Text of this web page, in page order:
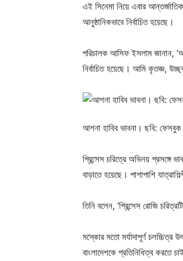
এই সিনেমা নিয়ে এবার
আনুষ্ঠানিকভাবে নির্বাচিত হয়েছে।
পরিচালক আসিফ ইসলাম জানান,
নির্বাচিত হয়েছে। আমি কৃতজ্ঞ,
আশনা হাবিব ভাবনা। ছবি: ফেসবুক
প্রিন্সেস চরিত্রে অভিনয় প্রসঙ্গে
বাড়াতে হয়েছে। পাশাপাশি
তিনি বলেন, ‘প্রিন্সেস রোজি
মস্কোর মতো মর্যাদাপূর্ণ চলচ্চিত্র
বাংলাদেশকে প্রতিনিধিত্ব করতে